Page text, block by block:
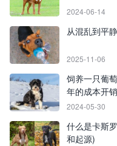
2024-06-14
从混乱到平
2025-11-06
饲养一只葡
年的成本开
2024-05-30
什么是卡斯
和起源)